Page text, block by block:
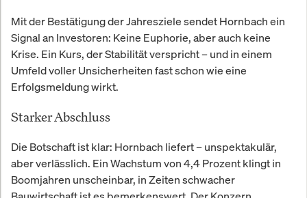
Mit der Bestätigung der Jahresziele sendet Hornbach ein
Signal an Investoren: Keine Euphorie, aber auch keine
Krise. Ein Kurs, der Stabilität verspricht – und in einem
Umfeld voller Unsicherheiten fast schon wie eine
Erfolgsmeldung wirkt.
Starker Abschluss
Die Botschaft ist klar: Hornbach liefert – unspektakulär,
aber verlässlich. Ein Wachstum von 4,4 Prozent klingt in
Boomjahren unscheinbar, in Zeiten schwacher